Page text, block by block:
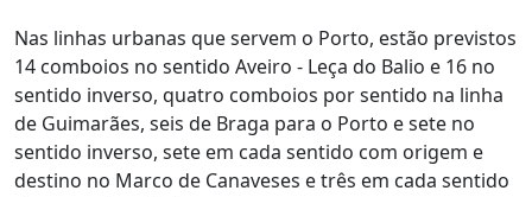
Nas linhas urbanas que servem o Porto, estão previstos
14 comboios no sentido Aveiro - Leça do Balio e 16 no
sentido inverso, quatro comboios por sentido na linha
de Guimarães, seis de Braga para o Porto e sete no
sentido inverso, sete em cada sentido com origem e
destino no Marco de Canaveses e três em cada sentido